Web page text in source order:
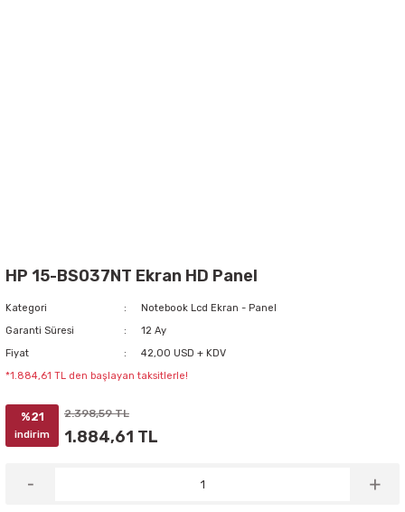
HP 15-BS037NT Ekran HD Panel
Kategori
Notebook Lcd Ekran - Panel
Garanti Süresi
12 Ay
Fiyat
42,00 USD + KDV
*1.884,61 TL den başlayan taksitlerle!
%21
indirim
2.398,59 TL
1.884,61 TL